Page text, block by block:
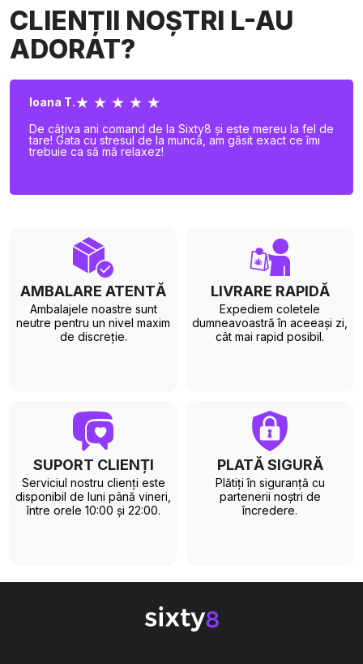
CLIENȚII NOȘTRI L-AU
ADORAT?
Ioana T.★ ★ ★ ★ ★
De câțiva ani comand de la Sixty8 și este mereu la fel de
tare! Gata cu stresul de la muncă, am găsit exact ce îmi
trebuie ca să mă relaxez!
AMBALARE ATENTĂ
Ambalajele noastre sunt
neutre pentru un nivel maxim
de discreție.
LIVRARE RAPIDĂ
Expediem coletele
dumneavoastră în aceeași zi,
cât mai rapid posibil.
SUPORT CLIENȚI
Serviciul nostru clienți este
disponibil de luni până vineri,
între orele 10:00 și 22:00.
PLATĂ SIGURĂ
Plătiți în siguranță cu
partenerii noștri de
încredere.